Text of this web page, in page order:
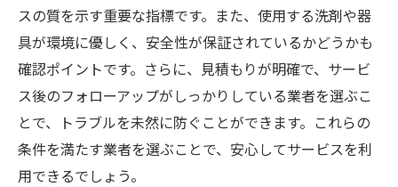
地元で評判のハウスクリーニング業者の見極め
方
評判の良いクリーニング業者の共通点
実際の利用者の声を活かした選び方
契約前に確認すべき業者の資格と経験
地元で長年愛される業者の強み
スの質を示す重要な指標です。また、使用する洗剤や器
具が環境に優しく、安全性が保証されているかどうかも
確認ポイントです。さらに、見積もりが明確で、サービ
ス後のフォローアップがしっかりしている業者を選ぶこ
とで、トラブルを未然に防ぐことができます。これらの
条件を満たす業者を選ぶことで、安心してサービスを利
用できるでしょう。